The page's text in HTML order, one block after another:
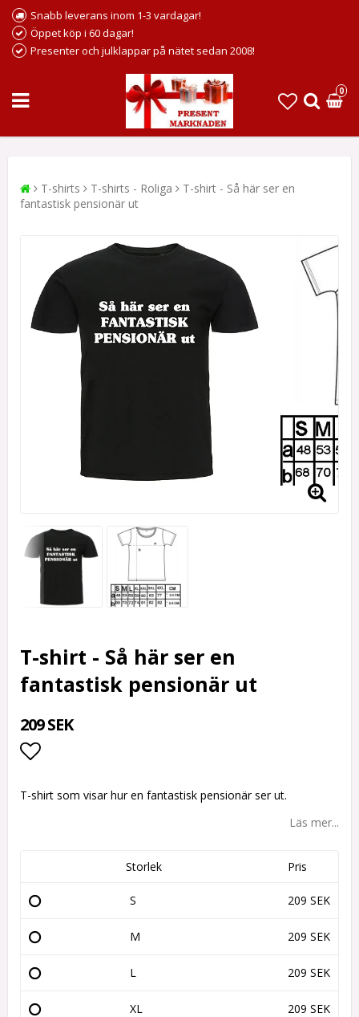
Snabb leverans inom 1-3 vardagar!
Öppet köp i 60 dagar!
Presenter och julklappar på nätet sedan 2008!
0
T-shirts T-shirts - Roliga
T-shirt - Så här ser en
fantastisk pensionär ut
T-shirt - Så här ser en
fantastisk pensionär ut
209 SEK
T-shirt som visar hur en fantastisk pensionär ser ut.
Läs mer...
Storlek Pris
S 209 SEK
M 209 SEK
L 209 SEK
XL 209 SEK